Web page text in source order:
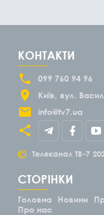
КОНТАКТИ
099 760 94 96
Київ
вул.
info@tv7.ua
© Телеканал ТВ-7
СТОРІНКИ
Головна Новини
Про нас